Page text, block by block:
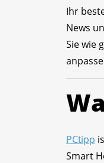
Ihr
News
Sie wie
PCtipp
Smart